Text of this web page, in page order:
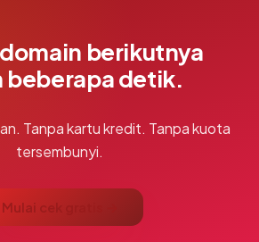
berikutnya
beberapa detik.
Tanpa kartu kredit. Tanpa kuota
tersembunyi.
Mulai cek gratis →